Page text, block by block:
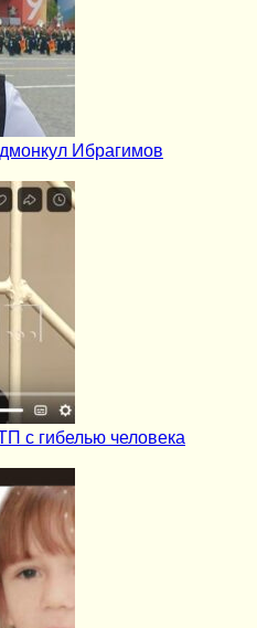
Ибрагимов
с гибелью человека